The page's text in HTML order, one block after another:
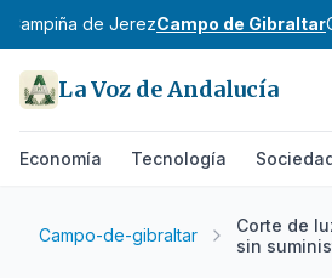
Campiña de JerezCampo de Gibraltar
La Voz de Andalucía
Economía Tecnología
Campo-de-gibraltar
Corte de
sin